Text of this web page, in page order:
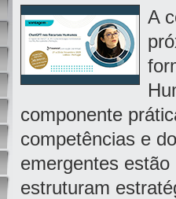
A
componente
competências e
emergentes
estruturam